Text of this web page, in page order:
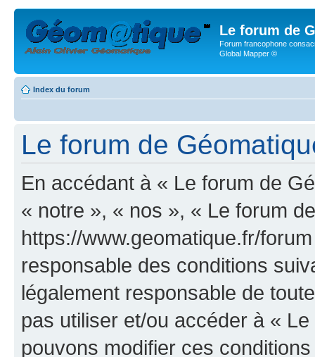
Le forum de
Forum francophone
Global Mapper ©
Index du forum
Le forum de
En accédant à « Le forum de
« notre », « nos », « Le forum
https://www.geomatique.fr/
responsable des conditions
légalement responsable de
pas utiliser et/ou accéder à «
pouvons modifier ces